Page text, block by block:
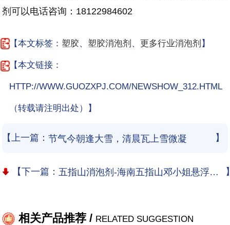
剂可以电话咨询： 18122984602
【本文标签： 塑胶、 塑胶消泡剂 、 更多行业消泡剂 】
【本文链接：
HTTP://WWW.GUOZXPJ.COM/NEWSHOW_312.HTML
（转载请注明出处）】
【上一篇：节气今朝逢大雪，清晨瓦上雪微凝 】
【下一篇： 五指山消泡剂-海南五指山邓小姐悬浮剂消泡剂使用与应用案例
相关产品推荐 / RELATED SUGGESTION